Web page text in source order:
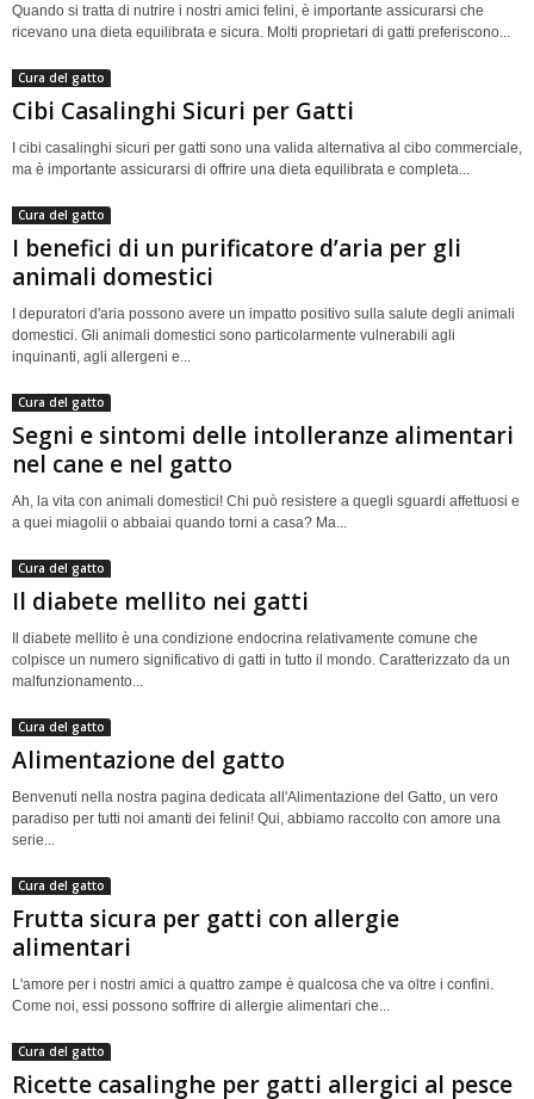
Quando si tratta di nutrire i nostri amici felini, è importante assicurarsi che
ricevano una dieta equilibrata e sicura. Molti proprietari di gatti preferiscono...
Cura del gatto
Cibi Casalinghi Sicuri per Gatti
I cibi casalinghi sicuri per gatti sono una valida alternativa al cibo commerciale,
ma è importante assicurarsi di offrire una dieta equilibrata e completa...
Cura del gatto
I benefici di un purificatore d’aria per gli
animali domestici
I depuratori d'aria possono avere un impatto positivo sulla salute degli animali
domestici. Gli animali domestici sono particolarmente vulnerabili agli
inquinanti, agli allergeni e...
Cura del gatto
Segni e sintomi delle intolleranze alimentari
nel cane e nel gatto
Ah, la vita con animali domestici! Chi può resistere a quegli sguardi affettuosi e
a quei miagolii o abbaiai quando torni a casa? Ma...
Cura del gatto
Il diabete mellito nei gatti
Il diabete mellito è una condizione endocrina relativamente comune che
colpisce un numero significativo di gatti in tutto il mondo. Caratterizzato da un
malfunzionamento...
Cura del gatto
Alimentazione del gatto
Benvenuti nella nostra pagina dedicata all'Alimentazione del Gatto, un vero
paradiso per tutti noi amanti dei felini! Qui, abbiamo raccolto con amore una
serie...
Cura del gatto
Frutta sicura per gatti con allergie
alimentari
L'amore per i nostri amici a quattro zampe è qualcosa che va oltre i confini.
Come noi, essi possono soffrire di allergie alimentari che...
Cura del gatto
Ricette casalinghe per gatti allergici al pesce